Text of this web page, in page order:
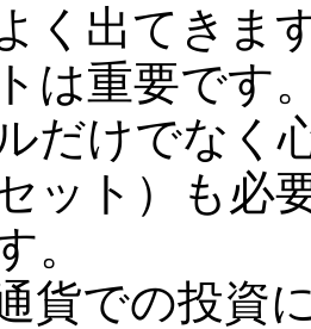
く出てきま
は重要です
だけでなく
ット）も必
。
貨での投資